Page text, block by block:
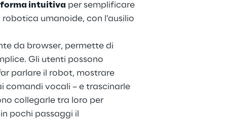
intuitiva per semplificare
umanoide, con l’ausilio
da browser, permette di
Gli utenti possono
parlare il robot, mostrare
comandi vocali – e trascinarle
collegarle tra loro per
pochi passaggi il